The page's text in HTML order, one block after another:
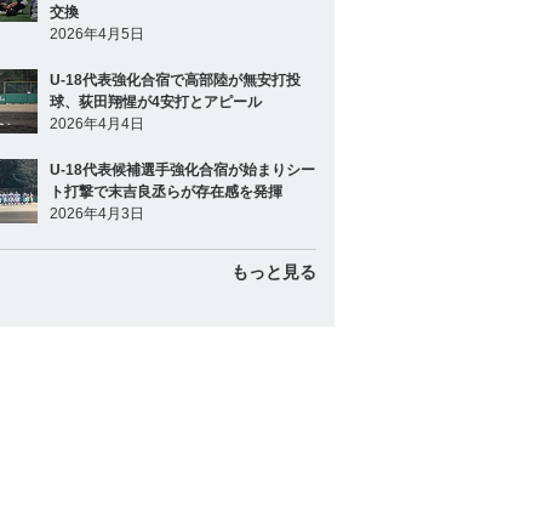
交換
2026年4月5日
U-18代表強化合宿で高部陸が無安打投
球、荻田翔惺が4安打とアピール
2026年4月4日
U-18代表候補選手強化合宿が始まりシー
ト打撃で末吉良丞らが存在感を発揮
2026年4月3日
もっと見る